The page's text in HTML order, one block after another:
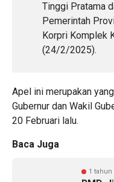
Tinggi Pratama
Pemerintah
Korpri Komplek
(24/2/2025).
Apel ini merupakan
Gubernur dan Wakil
20 Februari lalu.
Baca Juga
1